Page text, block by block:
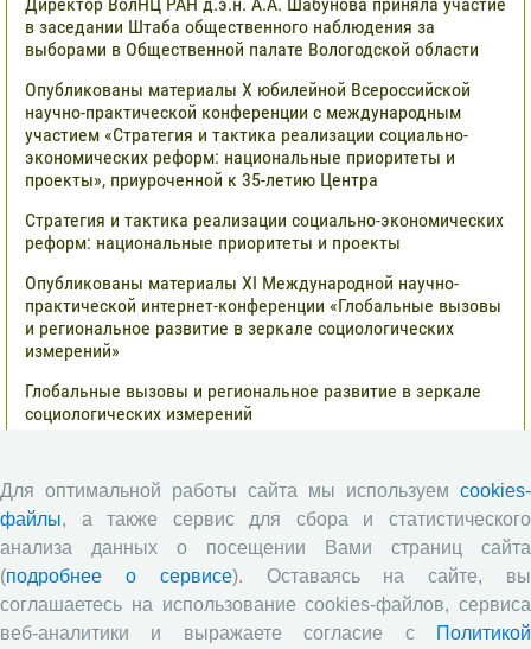
Директор ВолНЦ РАН д.э.н. А.А. Шабунова приняла участие
в заседании Штаба общественного наблюдения за
выборами в Общественной палате Вологодской области
Опубликованы материалы X юбилейной Всероссийской
научно-практической конференции с международным
участием «Стратегия и тактика реализации социально-
экономических реформ: национальные приоритеты и
проекты», приуроченной к 35-летию Центра
Стратегия и тактика реализации социально-экономических
реформ: национальные приоритеты и проекты
Опубликованы материалы XI Международной научно-
практической интернет-конференции «Глобальные вызовы
и региональное развитие в зеркале социологических
измерений»
Глобальные вызовы и региональное развитие в зеркале
социологических измерений
Обзор научных публикаций
сельскохозяйственных животных СЗНИИМЛПХ проведены
исследования по оценке племенной ценности быков-
Для оптимальной работы сайта мы используем cookies-
файлы, а также сервис для сбора и статистического
анализа данных о посещении Вами страниц сайта
(подробнее о сервисе). Оставаясь на сайте, вы
соглашаетесь на использование cookies-файлов, сервиса
веб-аналитики и выражаете согласие с
Политикой